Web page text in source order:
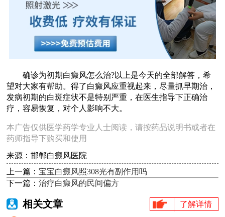
确诊为初期白癜风怎么治?以上是今天的全部解答，希
望对大家有帮助。得了白癜风应重视起来，尽量抓早期治，
发病初期的白斑症状不是特别严重，在医生指导下正确治
疗，容易恢复，对个人影响不大。
本广告仅供医学药学专业人士阅读，请按药品说明书或者在
药师指导下购买和使用
来源：邯郸白癜风医院
上一篇：宝宝白癜风照308光有副作用吗
下一篇：治疗白癜风的民间偏方
相关文章 了解详情